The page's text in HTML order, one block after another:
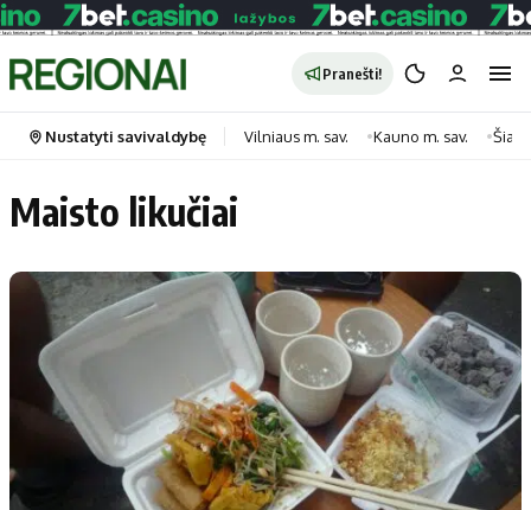
Pranešti!
Portalas
Pradinis puslapis
Savivaldybės
Naujausi
Regionai
Lietuva
Politika
Transportas
Gyvenimas
Horoskopai
Laisvalaikis
Maistas
Sveikata
Technologijos
Nustatyti savivaldybę Vilniaus m. sav. Kauno m. sav.
Maisto likučiai